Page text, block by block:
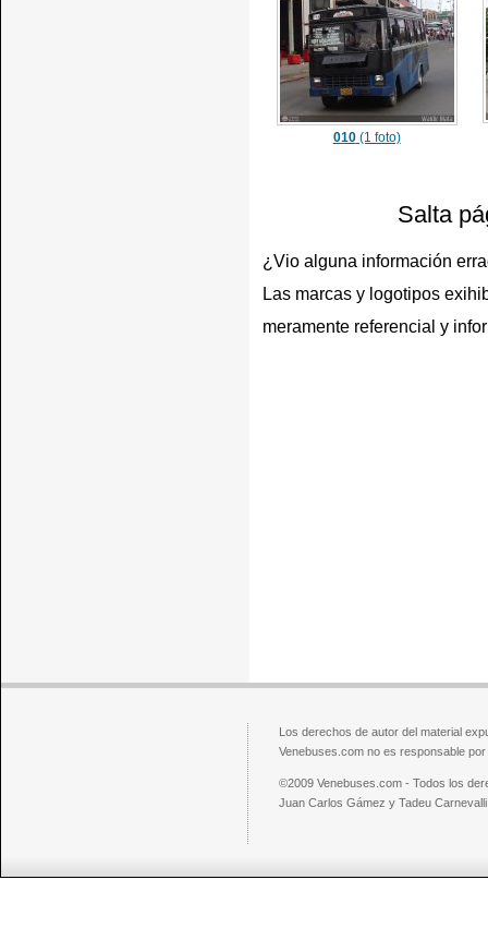
010(1 foto)
Salta
¿Vio alguna información
Las marcas y logotipos
meramente referencial y
Los derechos de autor del material
Venebuses.com no es responsable
©2009 Venebuses.com - Todos los
Juan Carlos Gámez y Tadeu Carnevalli